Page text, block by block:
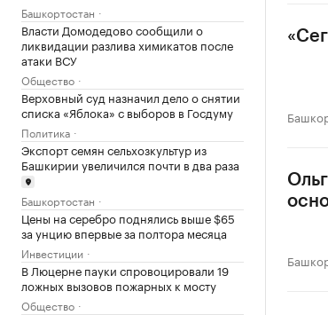
Башкортостан
Власти Домодедово сообщили о
ликвидации разлива химикатов после
атаки ВСУ
Общество
Верховный суд назначил дело о снятии
списка «Яблока» с выборов в Госдуму
Политика
Экспорт семян сельхозкультур из
Башкирии увеличился почти в два раза
Башкортостан
Цены на серебро поднялись выше $65
за унцию впервые за полтора месяца
Инвестиции
В Люцерне пауки спровоцировали 19
ложных вызовов пожарных к мосту
Общество